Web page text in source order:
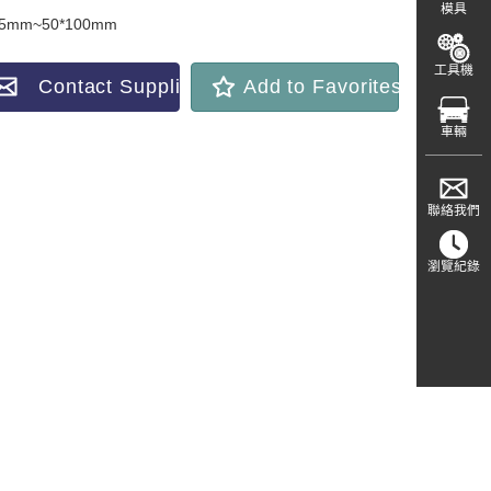
Contact Supplier Add to Favorites
模具
工具機
車輛
聯絡我們
瀏覽紀錄